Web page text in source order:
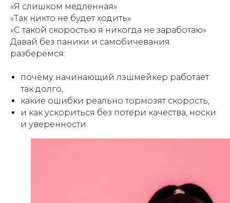
«Я слишком медленная»
«Так никто не будет ходить»
«С такой скоростью я никогда не заработаю»
Давай без паники и самобичевания
разберёмся:
почему начинающий лэшмейкер работает
так долго,
какие ошибки реально тормозят скорость,
и как ускориться без потери качества, носки
и уверенности.